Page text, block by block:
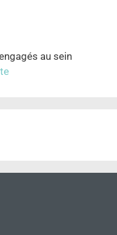
au sein